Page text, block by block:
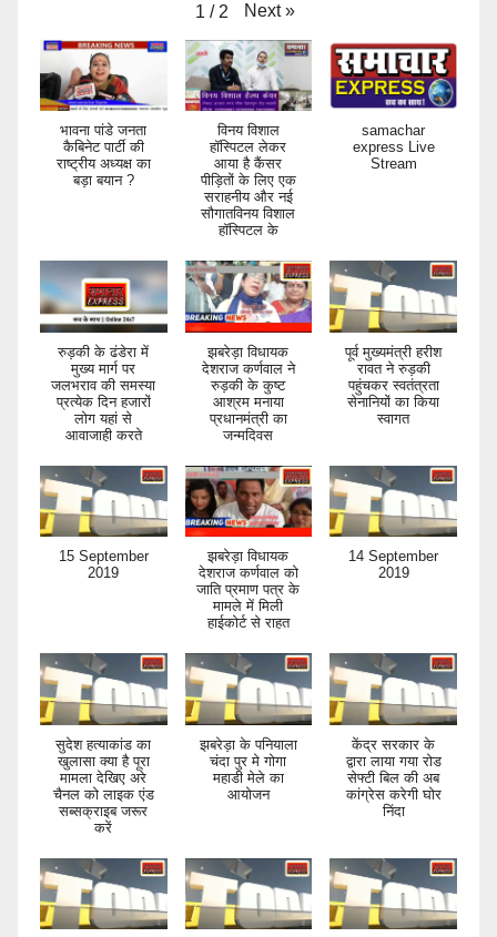
1 / 2 Next »
भावना पांडे जनता
कैबिनेट पार्टी की
राष्ट्रीय अध्यक्ष का
बड़ा बयान ?
विनय विशाल
हॉस्पिटल लेकर
आया है कैंसर
पीड़ितों के लिए एक
सराहनीय और नई
सौगातविनय विशाल
हॉस्पिटल के
samachar
express Live
Stream
रुड़की के ढंडेरा में
मुख्य मार्ग पर
जलभराव की समस्या
प्रत्येक दिन हजारों
लोग यहां से
आवाजाही करते
झबरेड़ा विधायक
देशराज कर्णवाल ने
रुड़की के कुष्ट
आश्रम मनाया
प्रधानमंत्री का
जन्मदिवस
पूर्व मुख्यमंत्री हरीश
रावत ने रुड़की
पहुंचकर स्वतंत्रता
सेनानियों का किया
स्वागत
15 September
2019
झबरेड़ा विधायक
देशराज कर्णवाल को
जाति प्रमाण पत्र के
मामले में मिली
हाईकोर्ट से राहत
14 September
2019
सुदेश हत्याकांड का
खुलासा क्या है पूरा
मामला देखिए अरे
चैनल को लाइक एंड
सब्सक्राइब जरूर
करें
झबरेड़ा के पनियाला
चंदा पुर मे गोगा
महाडी मेले का
आयोजन
केंद्र सरकार के
द्वारा लाया गया रोड
सेफ्टी बिल की अब
कांग्रेस करेगी घोर
निंदा